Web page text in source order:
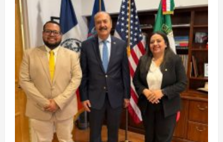
39
connacionales
recluidos
en
centro
de
detención
de
Nueva
Jersey